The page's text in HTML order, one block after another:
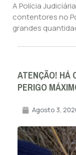
A Polícia
contentores no
grandes
ATENÇÃO! HÁ
PERIGO
Agosto 3,